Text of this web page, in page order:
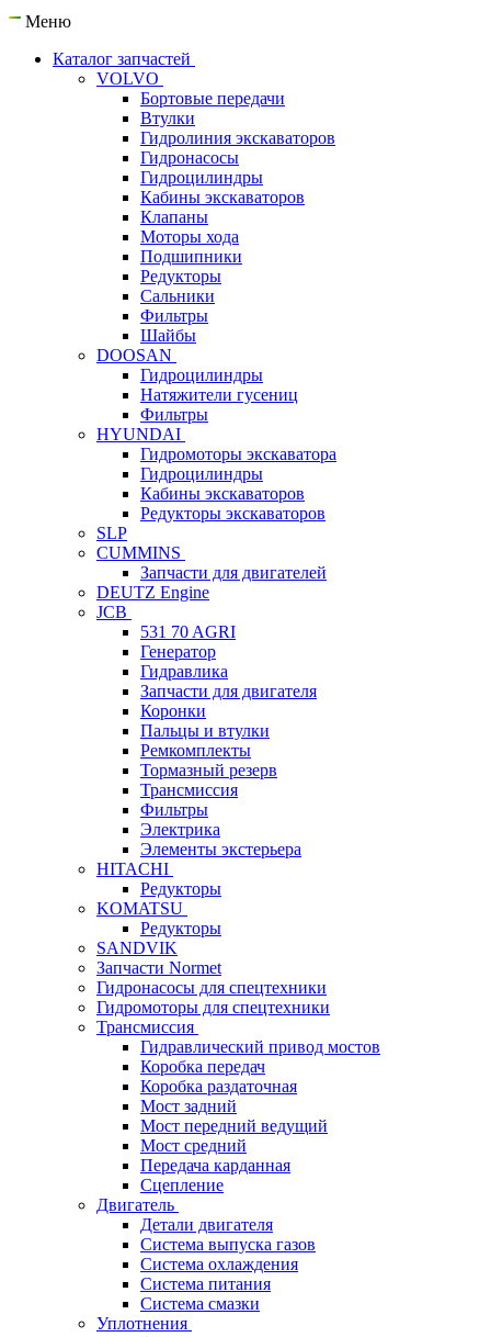
Меню
Каталог запчастей
VOLVO
Бортовые передачи
Втулки
Гидролиния экскаваторов
Гидронасосы
Гидроцилиндры
Кабины экскаваторов
Клапаны
Моторы хода
Подшипники
Редукторы
Сальники
Фильтры
Шайбы
DOOSAN
Гидроцилиндры
Натяжители гусениц
Фильтры
HYUNDAI
Гидромоторы экскаватора
Гидроцилиндры
Кабины экскаваторов
Редукторы экскаваторов
SLP
CUMMINS
Запчасти для двигателей
DEUTZ Engine
JCB
531 70 AGRI
Генератор
Гидравлика
Запчасти для двигателя
Коронки
Пальцы и втулки
Ремкомплекты
Тормазный резерв
Трансмиссия
Фильтры
Электрика
Элементы экстерьера
HITACHI
Редукторы
KOMATSU
Редукторы
SANDVIK
Запчасти Normet
Гидронасосы для спецтехники
Гидромоторы для спецтехники
Трансмиссия
Гидравлический привод мостов
Коробка передач
Коробка раздаточная
Мост задний
Мост передний ведущий
Мост средний
Передача карданная
Сцепление
Двигатель
Детали двигателя
Система выпуска газов
Система охлаждения
Система питания
Система смазки
Уплотнения